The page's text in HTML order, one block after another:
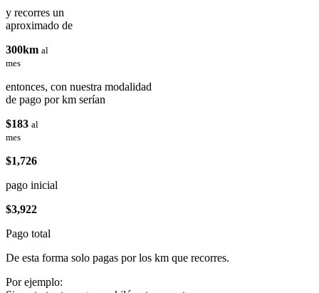
y recorres un
aproximado de
300km al
mes
entonces, con nuestra modalidad
de pago por km serían
$183 al
mes
$1,726
pago inicial
$3,922
Pago total
De esta forma solo pagas por los km que recorres.
Por ejemplo: